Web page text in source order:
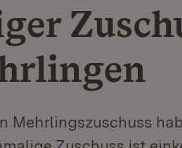
Mehrlingszuschuss